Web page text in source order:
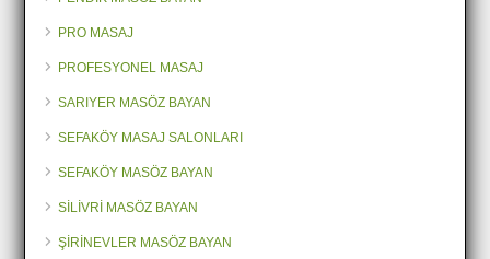
PRO MASAJ
PROFESYONEL MASAJ
SARIYER MASÖZ BAYAN
SEFAKÖY MASAJ SALONLARI
SEFAKÖY MASÖZ BAYAN
SİLİVRİ MASÖZ BAYAN
ŞİRİNEVLER MASÖZ BAYAN